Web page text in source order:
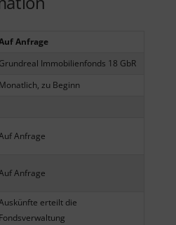
Anfrage
Grundreal Immobilienfonds 18 GbR
Monatlich, zu Beginn
Anfrage
Anfrage
erteilt die
Fondsverwaltung